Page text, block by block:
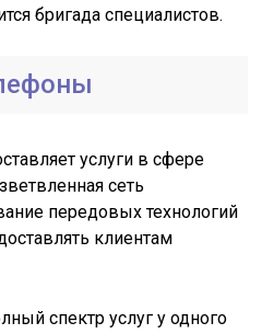
бригада специалистов.
услуги в сфере
сеть
передовых технологий
клиентам
спектр услуг у одного